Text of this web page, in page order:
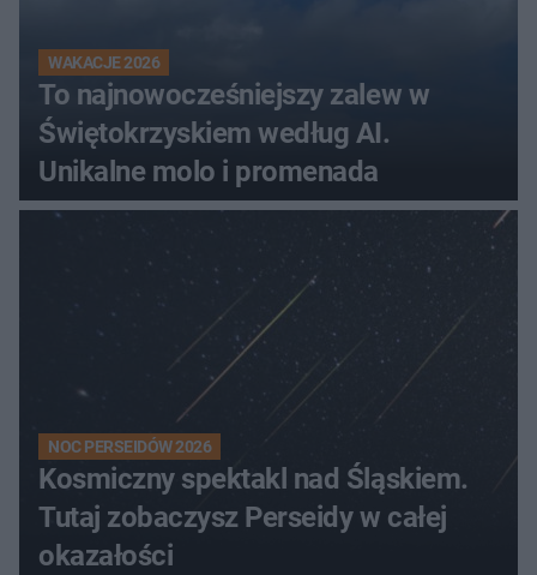
WAKACJE 2026
To najnowocześniejszy zalew w
Świętokrzyskiem według AI.
Unikalne molo i promenada
NOC PERSEIDÓW 2026
Kosmiczny spektakl nad Śląskiem.
Tutaj zobaczysz Perseidy w całej
okazałości